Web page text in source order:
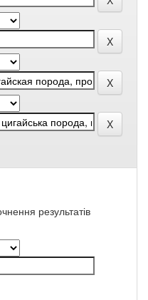
результатів